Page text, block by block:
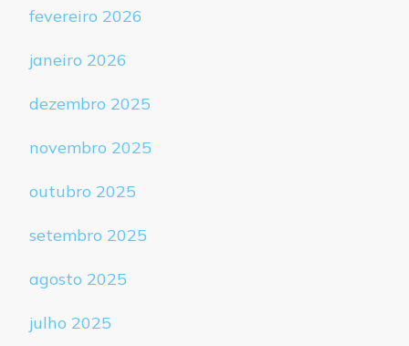
fevereiro 2026
janeiro 2026
dezembro 2025
novembro 2025
outubro 2025
setembro 2025
agosto 2025
julho 2025